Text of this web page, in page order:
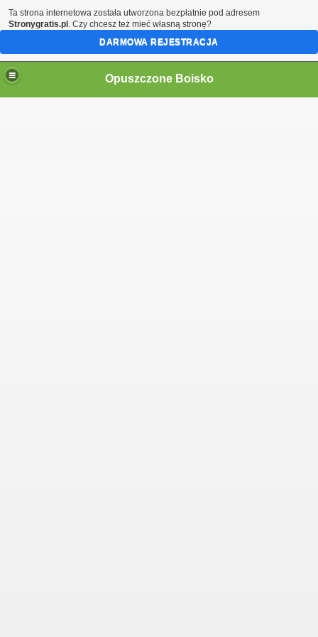
Opuszczone Boisko
Ta strona internetowa została utworzona bezpłatnie pod adresem
Stronygratis.pl . Czy chcesz też mieć własną stronę?
DARMOWA REJESTRACJA